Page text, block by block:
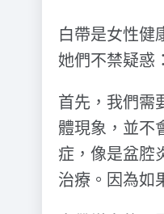
白帶是女性健
她們不禁疑惑
首先，我們需
體現象，並不
症，像是盆腔
治療。因為如